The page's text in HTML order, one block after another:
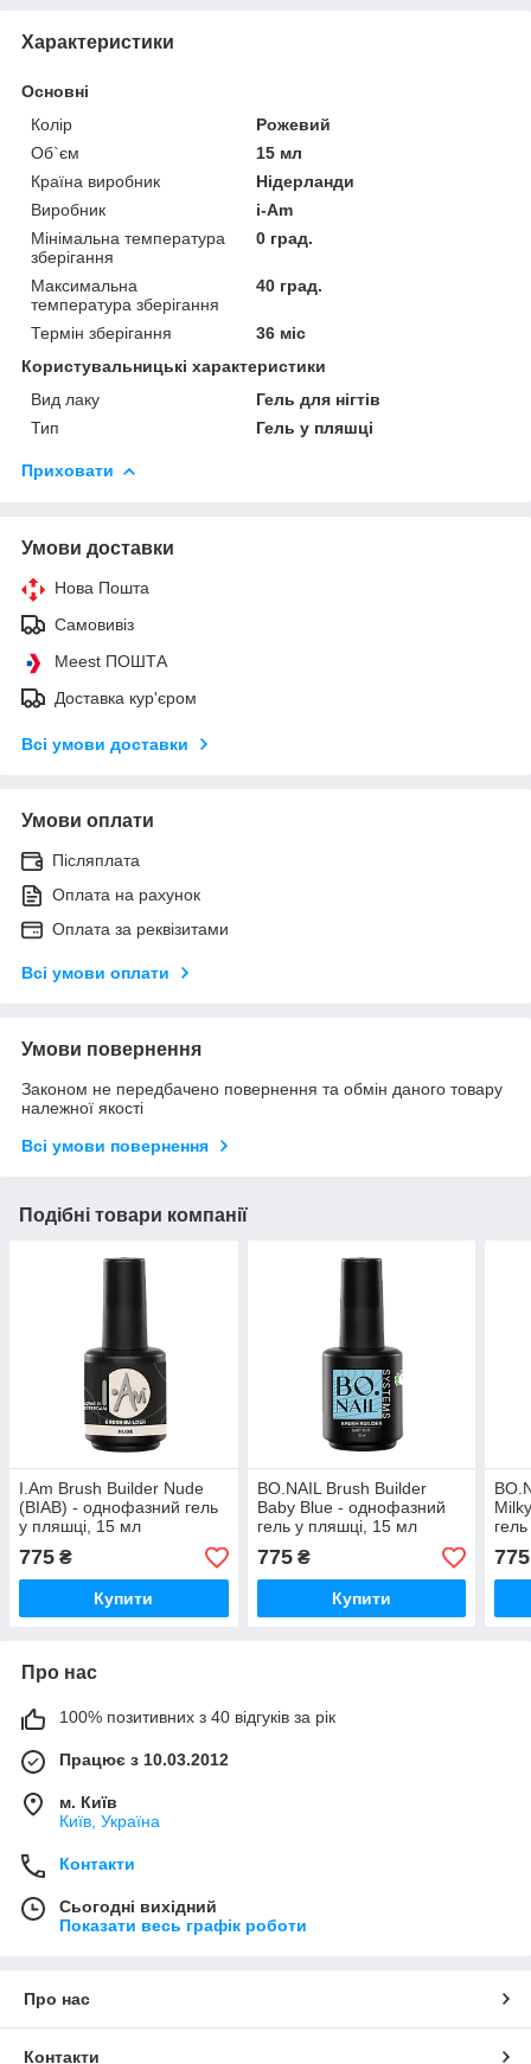
Характеристики
Основні
Колір
Рожевий
Об`єм
15 мл
Країна виробник
Нідерланди
Виробник
i-Am
Мінімальна температура
зберігання
0 град.
Максимальна
температура зберігання
40 град.
Термін зберігання
36 міс
Користувальницькі характеристики
Вид лаку
Гель для нігтів
Тип
Гель у пляшці
Приховати
Умови доставки
Нова Пошта
Самовивіз
Meest ПОШТА
Доставка кур'єром
Всі умови доставки
Умови оплати
Післяплата
Оплата на рахунок
Оплата за реквізитами
Всі умови оплати
Умови повернення
Законом не передбачено повернення та обмін даного товару
належної якості
Всі умови повернення
Подібні товари компанії
I.Am Brush Builder Nude
(BIAB) - однофазний гель
у пляшці, 15 мл
775 ₴
Купити
BO.NAIL Brush Builder
Baby Blue - однофазний
гель у пляшці, 15 мл
775₴
Купити
775
Про нас
100% позитивних з 40 відгуків за рік
Працює з 10.03.2012
м. Київ
Київ, Україна
Контакти
Сьогодні вихідний
Показати весь графік роботи
Про нас
Контакти